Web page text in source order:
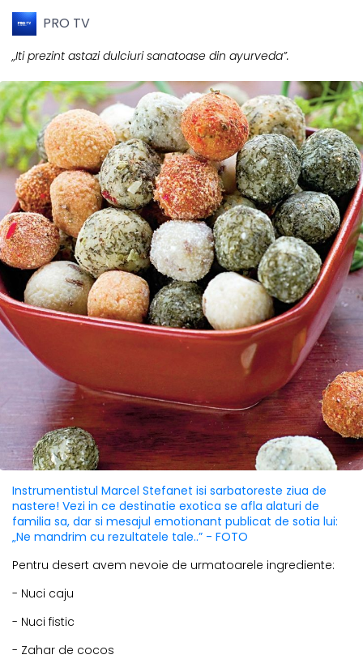
PRO TV
„Iti prezint astazi dulciuri sanatoase din ayurveda”.
Instrumentistul Marcel Stefanet isi sarbatoreste ziua de
nastere! Vezi in ce destinatie exotica se afla alaturi de
familia sa, dar si mesajul emotionant publicat de sotia lui:
„Ne mandrim cu rezultatele tale..” - FOTO
Pentru desert avem nevoie de urmatoarele ingrediente:
- Nuci caju
- Nuci fistic
- Zahar de cocos